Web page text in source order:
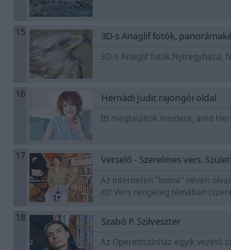
15 3D-s Anaglif fotók,
3D-s Anaglif fotók.Nyíregyháza,
16 Hernádi Judit rajongói oldal
Itt megtaláltok mindent, amit
17 Verselő - Szerelmes vers.
Az interneten "koma" néven
itt? Vers rengeteg témában
18 Szabó P. Szilveszter
Az Operettszínház egyik vezető